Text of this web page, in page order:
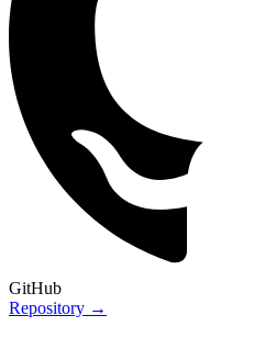
GitHub
Repository →